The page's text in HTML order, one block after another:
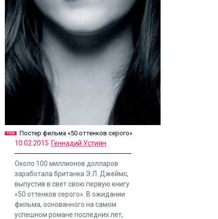
Постер фильма «50 оттенков серого»
10.02.2015 Геннадий Устиян
Около 100 миллионов долларов
заработала британка Э.Л. Джеймс,
выпустив в свет свою первую книгу
«50 оттенков серого». В ожидании
фильма, основанного на самом
успешном романе последних лет,